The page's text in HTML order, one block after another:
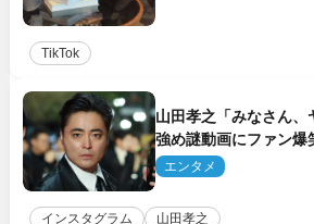
TikTok
山田孝之「みなさん
強め謎動画にファン爆
エンタメ
インスタグラム 山田孝之